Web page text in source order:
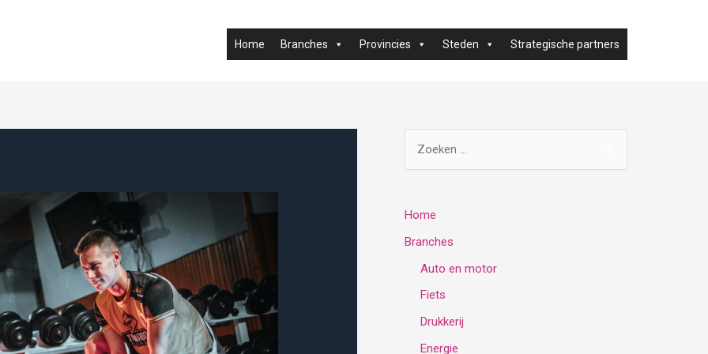
Home Branches Provincies Steden Strategische partners
k
e
Home
Branches
Auto en motor
Fiets
Drukkerij
Energie